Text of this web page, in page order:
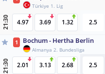
Türkiye 1. Lig
21:30 4.97 3.69 1.32 2.5
1 Bochum - Hertha Berlin
Almanya 2. Bundesliga
21:30 2.01 3.13 2.68 2.5